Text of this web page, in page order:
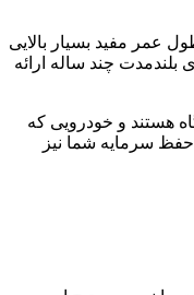
عمر مفید بسیار بالایی
چند ساله ارائه
هستند و خودرویی که
سرمایه شما نیز